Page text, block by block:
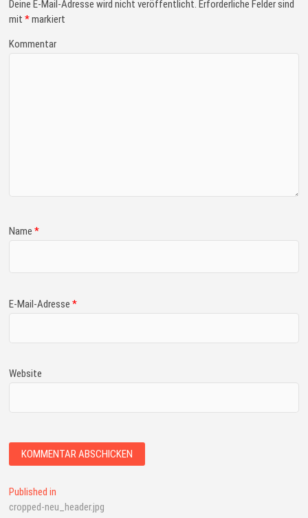
Deine E-Mail-Adresse wird nicht veröffentlicht. Erforderliche Felder sind
mit*markiert
Kommentar
Name*
E-Mail-Adresse*
Website
Published in
cropped-neu_header.jpg